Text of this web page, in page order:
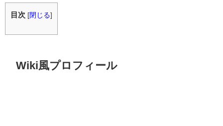
目次 [閉じる]
Wiki風プロフィール